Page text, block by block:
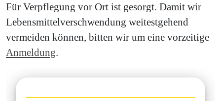
Für Verpflegung vor Ort ist gesorgt. Damit wir
Lebensmittelverschwendung weitestgehend
vermeiden können, bitten wir um eine vorzeitige
Anmeldung.